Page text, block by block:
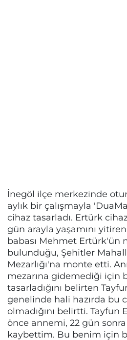
İnegöl ilçe merkezinde
aylık bir çalışmayla
cihaz tasarladı. Ertürk
gün arayla yaşamını
babası Mehmet Ertürk'ün
bulunduğu, Şehitler
Mezarlığı'na monte etti.
mezarına gidemediği için
tasarladığını belirten
genelinde hali hazırda bu
olmadığını belirtti. Tayfun
önce annemi, 22 gün sonra
kaybettim. Bu benim için